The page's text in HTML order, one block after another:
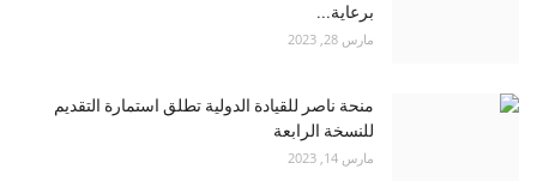
برعاية...
مارس 28, 2023
منحة ناصر للقيادة الدولية تطلق استمارة التقديم
للنسخة الرابعة
مارس 14, 2023